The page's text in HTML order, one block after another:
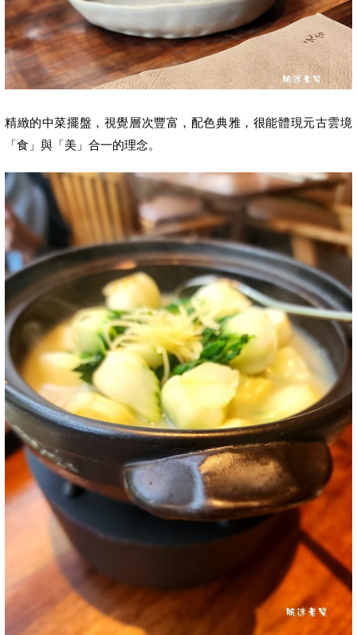
精緻的中菜擺盤，視覺層次豐富，配色典雅，很能體現元古雲境
「食」與「美」合一的理念。